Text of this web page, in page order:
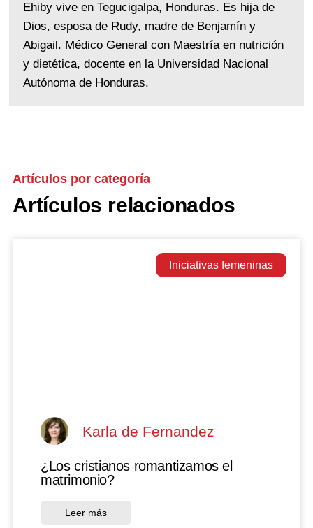
Ehiby vive en Tegucigalpa, Honduras. Es hija de
Dios, esposa de Rudy, madre de Benjamín y
Abigail. Médico General con Maestría en nutrición
y dietética, docente en la Universidad Nacional
Autónoma de Honduras.
Artículos por categoría
Artículos relacionados
Iniciativas femeninas
Karla de Fernandez
¿Los cristianos romantizamos el
matrimonio?
Leer más